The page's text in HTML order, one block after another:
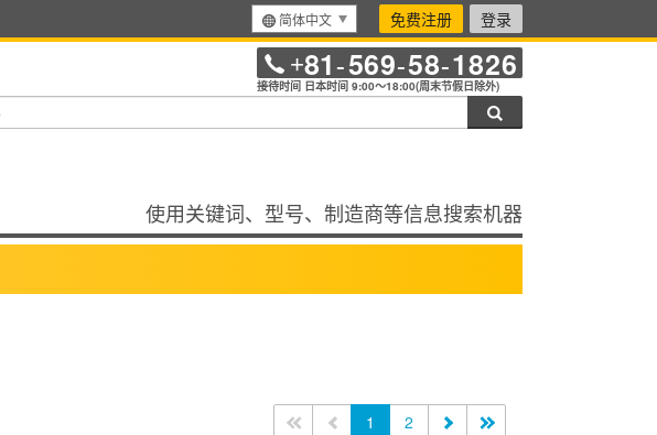
简体中文 免费注册 登录
+81-569-58-1826
接待时间 日本时间 9:00～18:00(周末节假日除外)
使用关键词、型号、制造商等信息搜索机器
<< 1 2